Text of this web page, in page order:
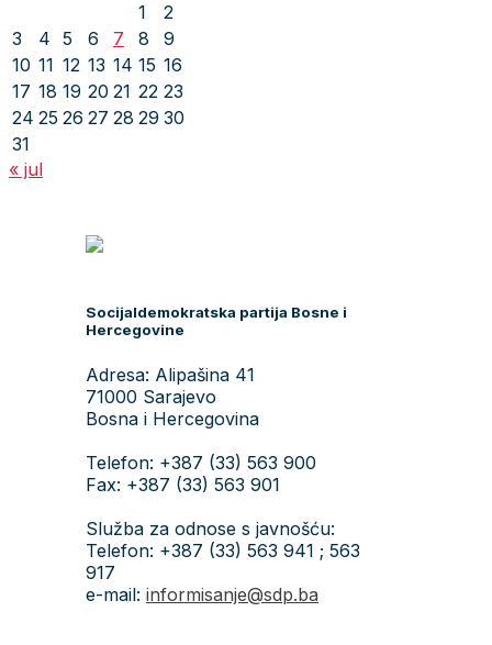
1
2
3
4 5 6 7 8
9
10 11 12 13 14 15 16
17 18 19 20 21 22 23
24 25 26 27 28 29 30
31
« jul
Socijaldemokratska partija Bosne i
Hercegovine
Adresa: Alipašina 41
71000 Sarajevo
Bosna i Hercegovina
Telefon: +387 (33) 563 900
Fax: +387 (33) 563 901
Služba za odnose s javnošću:
Telefon: +387 (33) 563 941 ; 563
917
e-mail: informisanje@sdp.ba